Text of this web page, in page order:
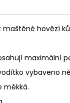
maštěné hovězí
maximální
vybaveno
měkká.